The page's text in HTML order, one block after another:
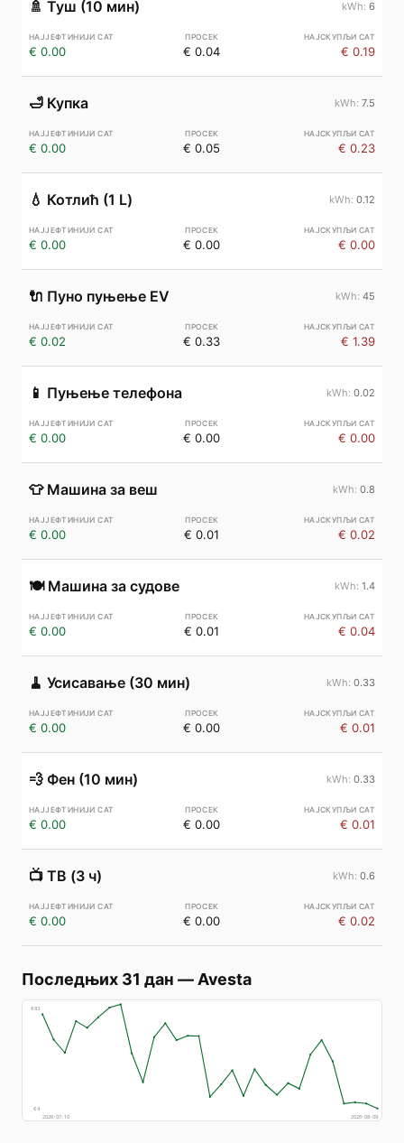
🚿 Туш (10 мин) 6
€ 0.00 € 0.04 € 0.19
🛁 Купка 7.5
€ 0.00 € 0.05 € 0.23
💧 Котлић (1 L) 0.12
€ 0.00 € 0.00 € 0.00
🔌 Пуно пуњење EV 45
€ 0.02 € 0.33 € 1.39
📱 Пуњење телефона 0.02
€ 0.00 € 0.00 € 0.00
👕 Машина за веш 0.8
€ 0.00 € 0.01 € 0.02
🍽️ Машина за судове 1.4
€ 0.00 € 0.01 € 0.04
🧹 Усисавање (30 мин) 0.33
€ 0.00 € 0.00 € 0.01
💨 Фен (10 мин) 0.33
€ 0.00 € 0.00 € 0.01
📺 ТВ (3 ч) 0.6
€ 0.00 € 0.00 € 0.02
Последњих 31 дан — Avesta
€83
€4
2026-07-10
2026-08-09